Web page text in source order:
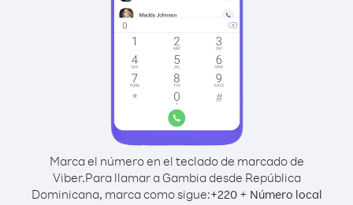
Marca el número en el teclado de marcado de
Viber.Para llamar a Gambia desde República
Dominicana, marca como sigue:+220+ Número local